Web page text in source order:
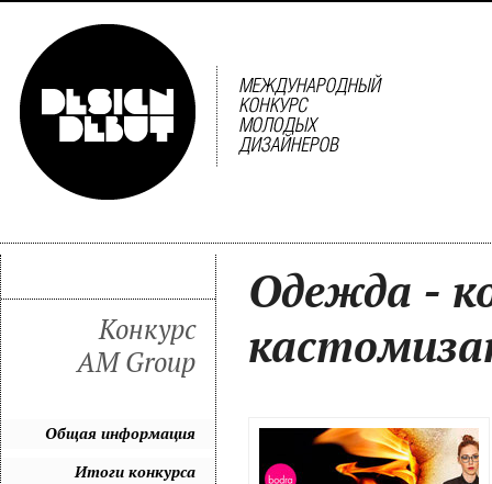
Одежда -
Конкурс
AM Group
Общая информация
Итоги конкурса